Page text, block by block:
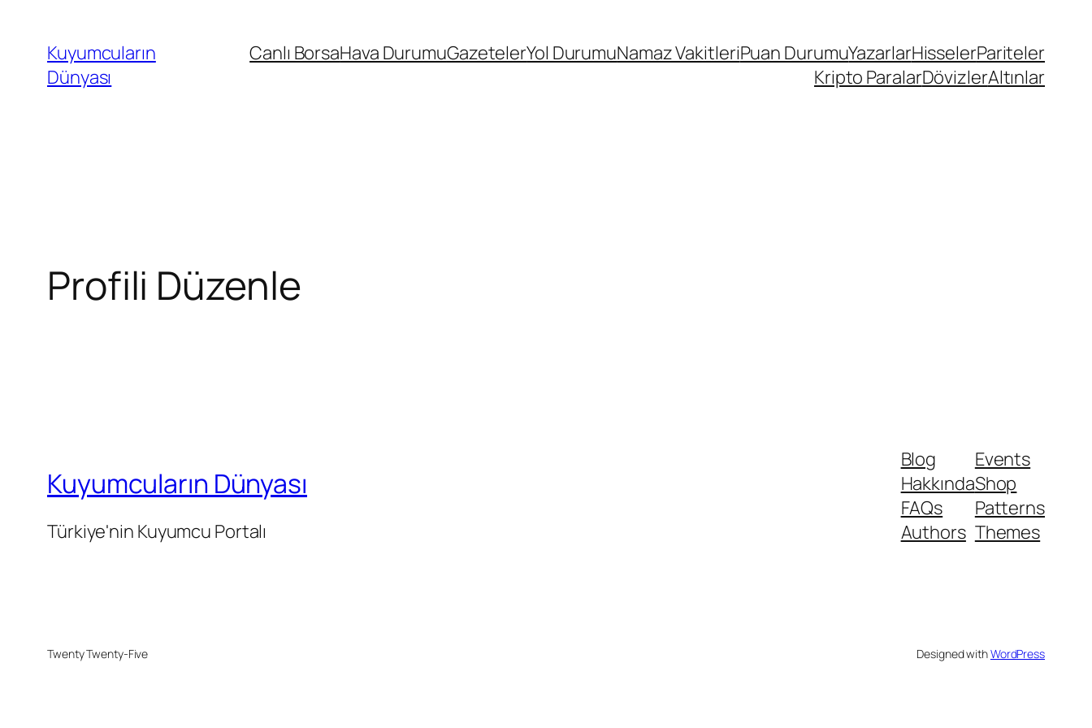
Kuyumcuların
Dünyası
Canlı BorsaHava DurumuGazetelerYol DurumuNamaz VakitleriPuan DurumuYazarlarHisselerPariteler
Kripto ParalarDövizlerAltınlar
Profili Düzenle
Kuyumcuların Dünyası
Türkiye'nin Kuyumcu Portalı
Blog
Hakkında
FAQs
Authors
Events
Shop
Patterns
Themes
Twenty Twenty-Five Designed withWordPress